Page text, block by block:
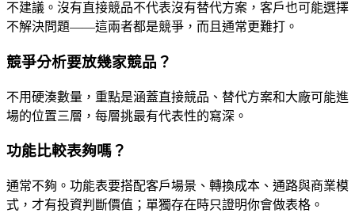
不建議。沒有直接競品不代表沒有替代方案，客戶也可能選擇
不解決問題——這兩者都是競爭，而且通常更難打。
競爭分析要放幾家競品？
不用硬湊數量，重點是涵蓋直接競品、替代方案和大廠可能進
場的位置三層，每層挑最有代表性的寫深。
功能比較表夠嗎？
通常不夠。功能表要搭配客戶場景、轉換成本、通路與商業模
式，才有投資判斷價值；單獨存在時只證明你會做表格。